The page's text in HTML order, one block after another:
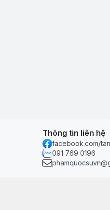
Thông tin liên hệ
facebook.com/
091 769 0196